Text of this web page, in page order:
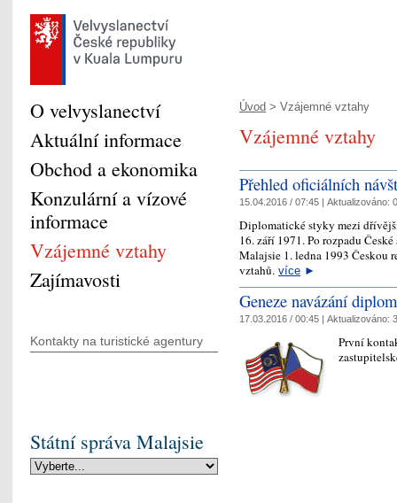
Úvod > Vzájemné vztahy
Vzájemné vztahy
Přehled oficiálních
15.04.2016 / 07:45 | Aktualizováno:
Diplomatické styky mezi
16. září 1971. Po rozpadu
Malajsie 1. ledna 1993
vztahů. více ►
Geneze navázání
17.03.2016 / 00:45 | Aktualizováno:
První
O velvyslanectví
Aktuální informace
Obchod a ekonomika
Konzulární a vízové
informace
Vzájemné vztahy
Zajímavosti
Kontakty na turistické agentury
Státní správa Malajsie